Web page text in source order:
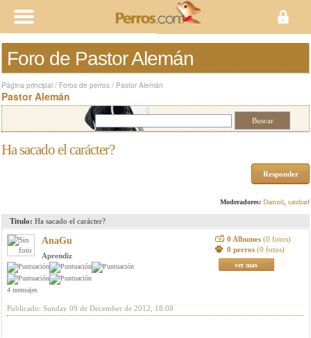
Foro de Pastor Alemán
Página principal / Foros de perros / Pastor Alemán
Pastor Alemán
Ha sacado el carácter?
Responder
Moderadores: Damzel sandrarf
Titulo: Ha sacado el carácter?
AnaGu
Aprendiz
4 mensajes
0 Albumes (0 fotos)
0 perros (0 fotos)
ver mas
Publicado: Sunday 09 de December de 2012, 18:08